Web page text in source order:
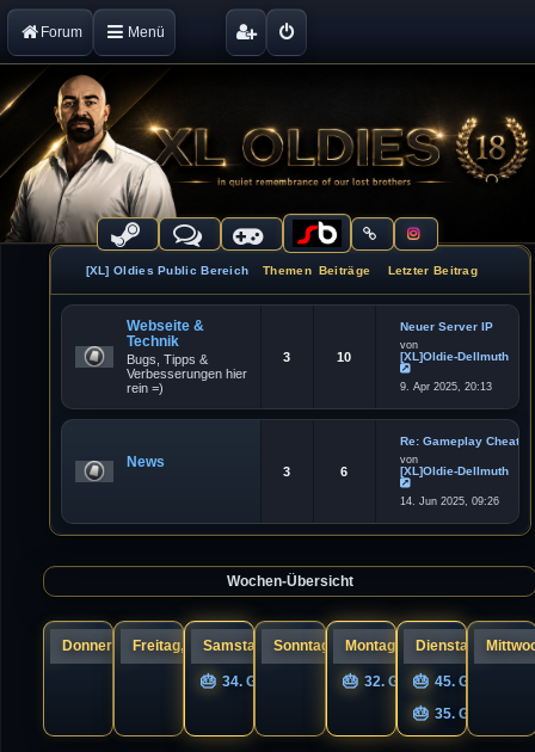
Forum Menü
[XL] Oldies Public Bereich Themen Beiträge Letzter Beitrag
Webseite &
Technik
Bugs, Tipps &
Verbesserungen hier
rein =)
3 10
Neuer Server IP
von
[XL]Oldie-Dellmuth
N
e
e
t
r
B
e
i
r
a
9. Apr 2025, 20:13
News
3 6
Re: Gameplay Cheater
von
[XL]Oldie-Dellmuth
N
e
e
t
g
14. Jun 2025, 09:26
Wochen-Übersicht
Donnerstag, 06.Freitag, 07.Samstag, 08.
34. Geburtstag nigel
Sonntag, 09.Montag, 10.
32. Geburtstag UNIQS
Dienstag, 11.
45.
35.